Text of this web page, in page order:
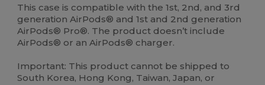
This case is compatible with the 1st, 2nd, and 3rd
generation AirPods® and 1st and 2nd generation
AirPods® Pro®. The product doesn’t include
AirPods® or an AirPods® charger.
Important: This product cannot be shipped to
South Korea, Hong Kong, Taiwan, Japan, or